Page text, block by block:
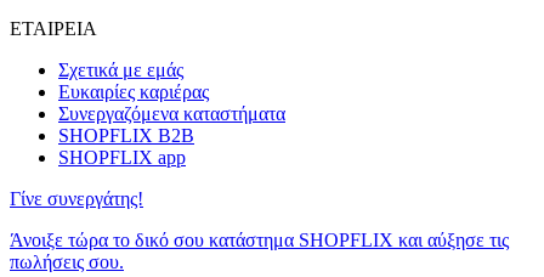
ΕΤΑΙΡΕΙΑ
Σχετικά με εμάς
Ευκαιρίες καριέρας
Συνεργαζόμενα καταστήματα
SHOPFLIX B2B
SHOPFLIX app
Γίνε συνεργάτης!
Άνοιξε τώρα το δικό σου κατάστημα SHOPFLIX και αύξησε τις
πωλήσεις σου.